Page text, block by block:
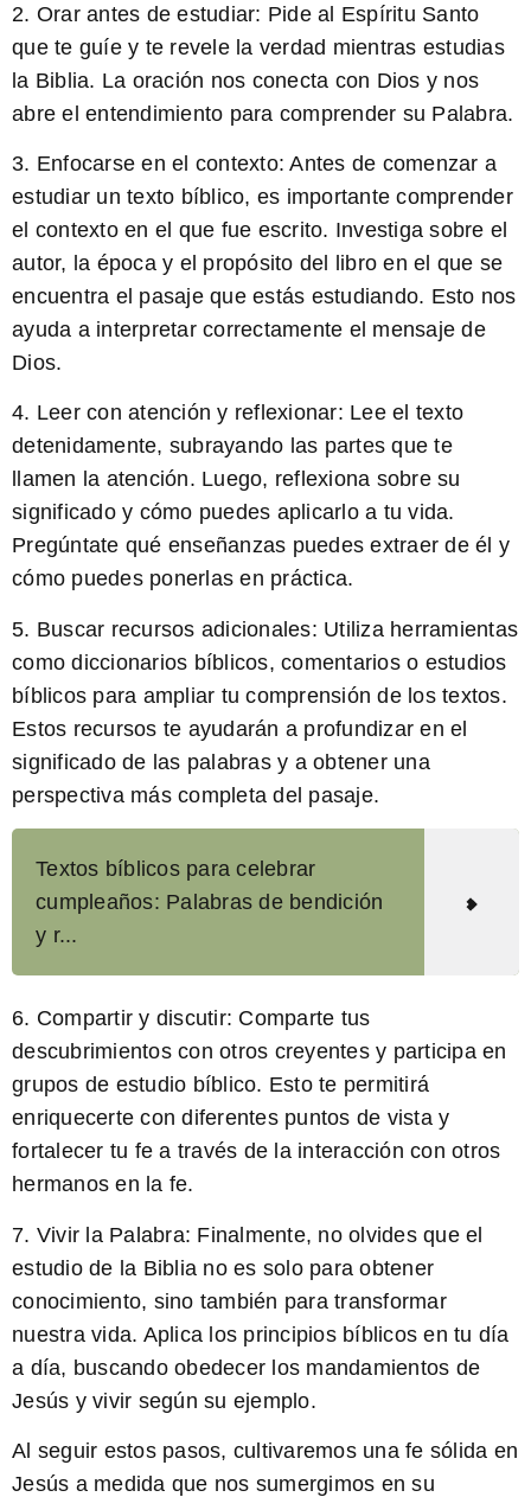
2. Orar antes de estudiar: Pide al Espíritu Santo
que te guíe y te revele la verdad mientras estudias
la Biblia. La oración nos conecta con Dios y nos
abre el entendimiento para comprender su Palabra.
3. Enfocarse en el contexto: Antes de comenzar a
estudiar un texto bíblico, es importante comprender
el contexto en el que fue escrito. Investiga sobre el
autor, la época y el propósito del libro en el que se
encuentra el pasaje que estás estudiando. Esto nos
ayuda a interpretar correctamente el mensaje de
Dios.
4. Leer con atención y reflexionar: Lee el texto
detenidamente, subrayando las partes que te
llamen la atención. Luego, reflexiona sobre su
significado y cómo puedes aplicarlo a tu vida.
Pregúntate qué enseñanzas puedes extraer de él y
cómo puedes ponerlas en práctica.
5. Buscar recursos adicionales: Utiliza herramientas
como diccionarios bíblicos, comentarios o estudios
bíblicos para ampliar tu comprensión de los textos.
Estos recursos te ayudarán a profundizar en el
significado de las palabras y a obtener una
perspectiva más completa del pasaje.
Textos bíblicos para celebrar
cumpleaños: Palabras de bendición
y r...
6. Compartir y discutir: Comparte tus
descubrimientos con otros creyentes y participa en
grupos de estudio bíblico. Esto te permitirá
enriquecerte con diferentes puntos de vista y
fortalecer tu fe a través de la interacción con otros
hermanos en la fe.
7. Vivir la Palabra: Finalmente, no olvides que el
estudio de la Biblia no es solo para obtener
conocimiento, sino también para transformar
nuestra vida. Aplica los principios bíblicos en tu día
a día, buscando obedecer los mandamientos de
Jesús y vivir según su ejemplo.
Al seguir estos pasos, cultivaremos una fe sólida en
Jesús a medida que nos sumergimos en su